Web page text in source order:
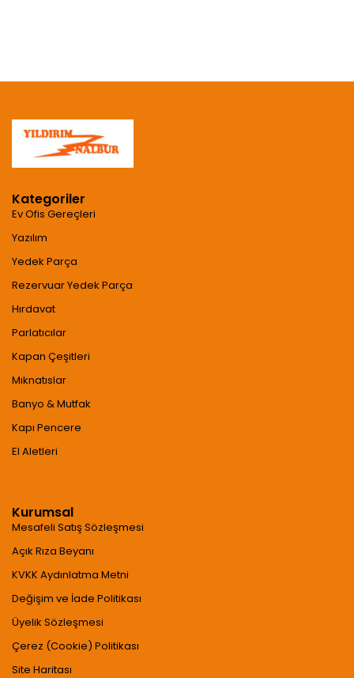
Kategoriler
Ev Ofis Gereçleri
Yazılım
Yedek Parça
Rezervuar Yedek Parça
Hırdavat
Parlatıcılar
Kapan Çeşitleri
Mıknatıslar
Banyo & Mutfak
Kapı Pencere
El Aletleri
Kurumsal
Mesafeli Satış Sözleşmesi
Açık Rıza Beyanı
KVKK Aydınlatma Metni
Değişim ve İade Politikası
Üyelik Sözleşmesi
Çerez (Cookie) Politikası
Site Haritası